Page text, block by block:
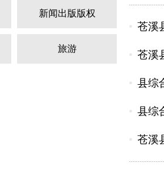
新闻出版版权
旅游
苍溪
苍溪
县综
县综
苍溪